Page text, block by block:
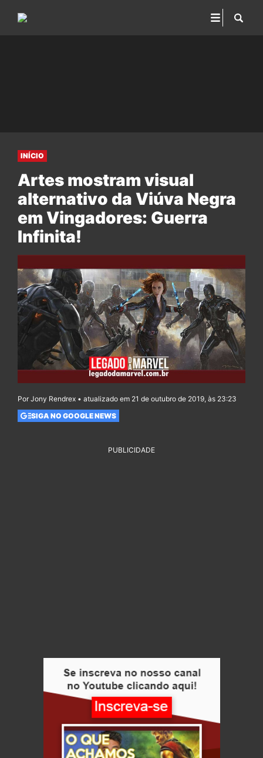
INÍCIO
Artes mostram visual
alternativo da Viúva Negra
em Vingadores: Guerra
Infinita!
Por Jony Rendrex • atualizado em 21 de outubro de 2019, às 23:23
SIGA NO GOOGLE NEWS
PUBLICIDADE